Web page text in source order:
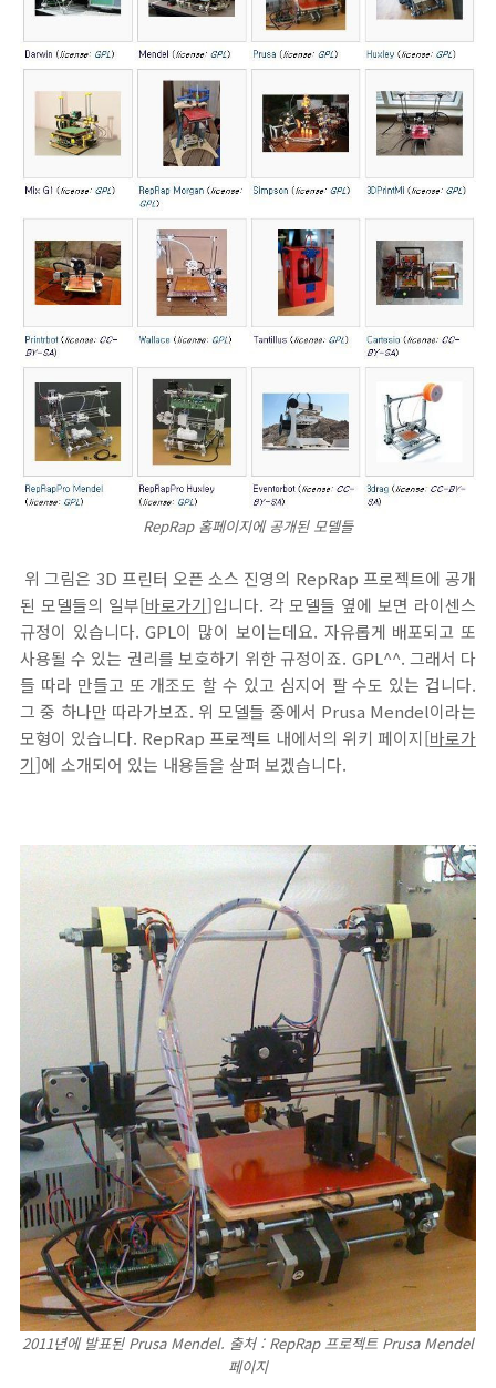
RepRap 홈페이지에 공개된 모델들
위 그림은 3D 프린터 오픈 소스 진영의 RepRap 프로젝트에 공개
된 모델들의 일부[바로가기]입니다. 각 모델들 옆에 보면 라이센스
규정이 있습니다. GPL이 많이 보이는데요. 자유롭게 배포되고 또
사용될 수 있는 권리를 보호하기 위한 규정이죠. GPL^^. 그래서 다
들 따라 만들고 또 개조도 할 수 있고 심지어 팔 수도 있는 겁니다.
그 중 하나만 따라가보죠. 위 모델들 중에서 Prusa Mendel이라는
모형이 있습니다. RepRap 프로젝트 내에서의 위키 페이지[바로가
기]에 소개되어 있는 내용들을 살펴 보겠습니다.
2011년에 발표된 Prusa Mendel. 출처 : RepRap 프로젝트 Prusa Mendel
페이지